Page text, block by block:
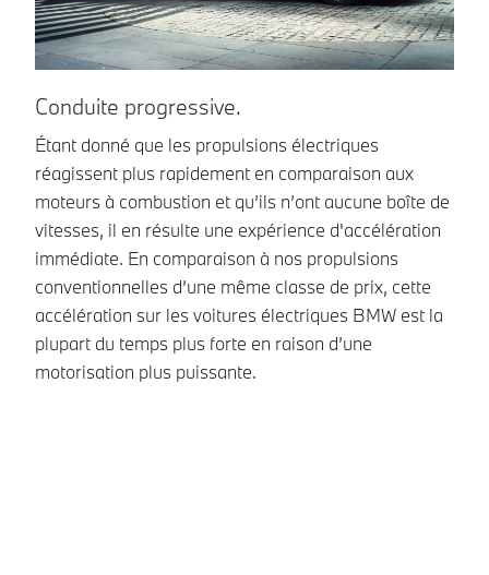
Conduite progressive.
Étant donné que les propulsions électriques
réagissent plus rapidement en comparaison aux
moteurs à combustion et qu’ils n’ont aucune boîte de
vitesses, il en résulte une expérience d'accélération
immédiate. En comparaison à nos propulsions
conventionnelles d’une même classe de prix, cette
accélération sur les voitures électriques BMW est la
plupart du temps plus forte en raison d’une
motorisation plus puissante.